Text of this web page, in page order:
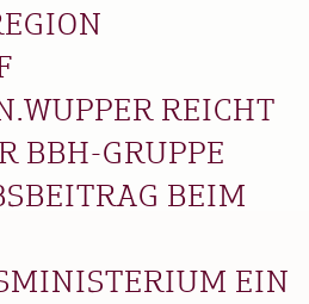
REICHT
BBH-GRUPPE
BEIM
EIN